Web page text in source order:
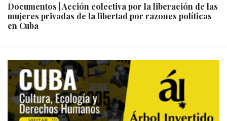
Documentos | Acción colectiva por la liberación de las
mujeres privadas de la libertad por razones políticas
en Cuba